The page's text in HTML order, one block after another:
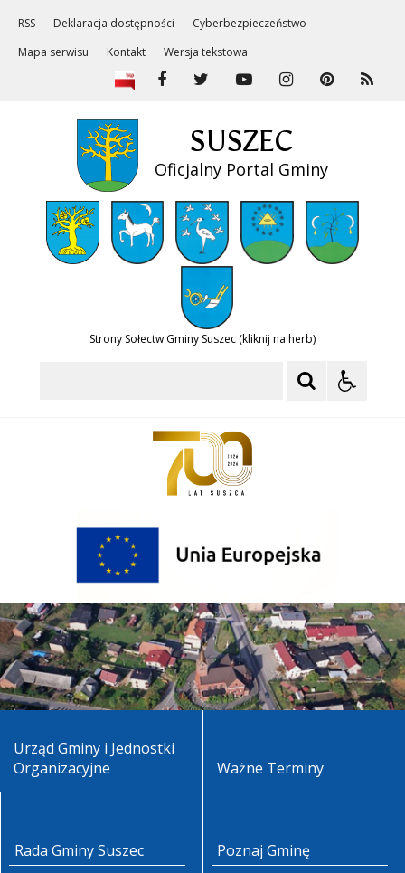
RSS Deklaracja dostępności
Cyberbezpieczeństwo
Mapa serwisu
Kontakt Wersja tekstowa
SUSZEC
Oficjalny Portal Gminy
Strony Sołectw Gminy Suszec (kliknij na herb)
Urząd Gminy i Jednostki
Organizacyjne
Ważne Terminy
Rada Gminy Suszec Poznaj Gminę